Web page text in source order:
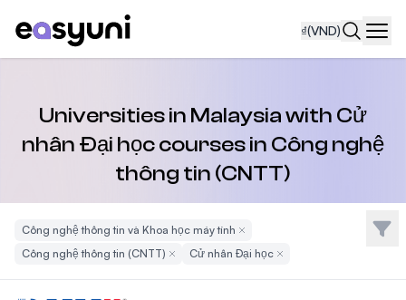
₫(VND)
Universities in Malaysia with Cử
nhân Đại học courses in Công nghệ
thông tin (CNTT)
Công nghệ thông tin và Khoa học máy tính Remove Filter
Công nghệ thông tin (CNTT) Remove Filter
Cử nhân Đại họcRemove Filter
Bộ